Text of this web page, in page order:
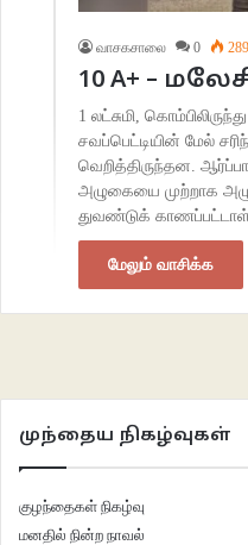
வாசகசாலை 0 289
10 A+ –
1 லட்சுமி,
சவப்பெட்டியின் மேல்
வெறித்திருந்தன.
அழுகையை முற்றாக
துவண்டுக்
மேலும் வாசிக்க
முந்தைய நிகழ்வுகள்
குழந்தைகள் நிகழ்வு
மனதில் நின்ற நாவல்